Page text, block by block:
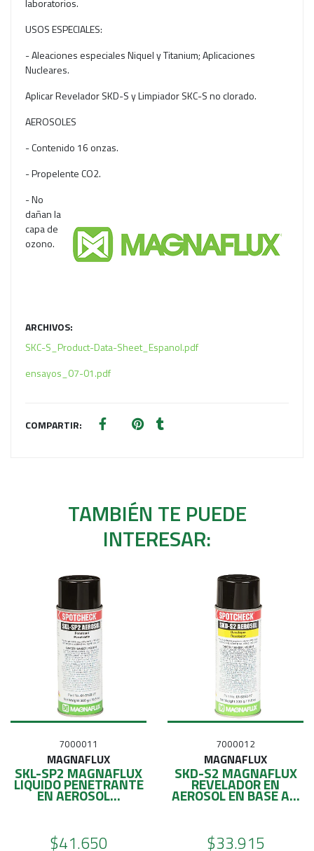
laboratorios.
USOS ESPECIALES:
- Aleaciones especiales Niquel y Titanium; Aplicaciones
Nucleares.
Aplicar Revelador SKD-S y Limpiador SKC-S no clorado.
AEROSOLES
- Contenido 16 onzas.
- Propelente CO2.
- No
dañan la
capa de
ozono.
ARCHIVOS:
SKC-S_Product-Data-Sheet_Espanol.pdf
ensayos_07-01.pdf
COMPARTIR:
TAMBIÉN TE PUEDE
INTERESAR:
7000011
MAGNAFLUX
SKL-SP2 MAGNAFLUX
LIQUIDO PENETRANTE
EN AEROSOL...
$41.650
7000012
MAGNAFLUX
SKD-S2 MAGNAFLUX
REVELADOR EN
AEROSOL EN BASE A...
$33.915